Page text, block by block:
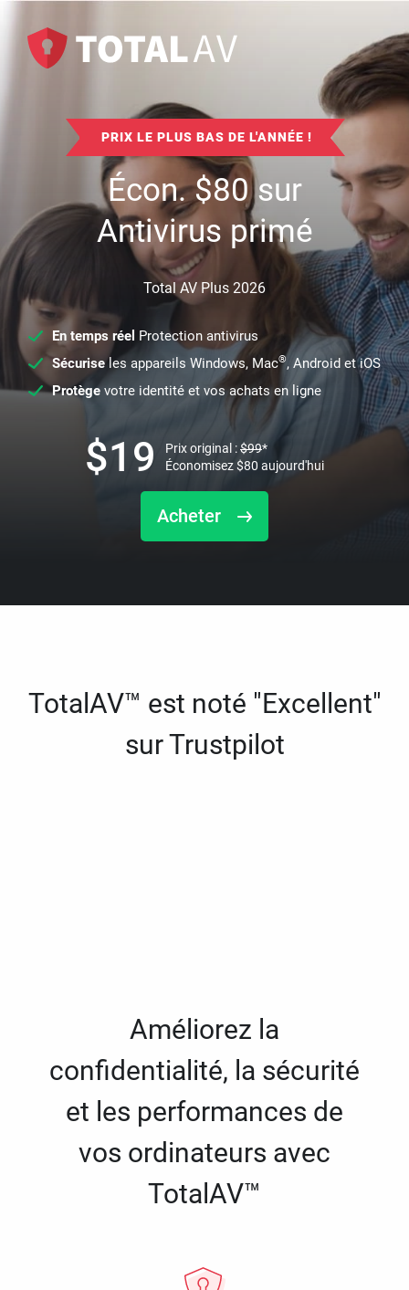
PRIX LE PLUS BAS DE L'ANNÉE !
Écon.$80sur
Antivirus primé
Total AV Plus 2026
En temps réel Protection antivirus
Sécuriseles appareils Windows, Mac®, Android et iOS
Protège votre identité et vos achats en ligne
Acheter
$19 Prix original :$99*
Économisez$80 aujourd'hui
TotalAV™ est noté "Excellent"
sur Trustpilot
Améliorez la
confidentialité, la sécurité
et les performances de
vos ordinateurs avec
TotalAV™